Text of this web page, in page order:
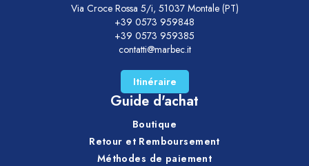
Via Croce Rossa 5/i, 51037 Montale (PT)
+39 0573 959848
+39 0573 959385
contatti@marbec.it
Itinéraire
Guide d'achat
Boutique
Retour et Remboursement
Méthodes de paiement